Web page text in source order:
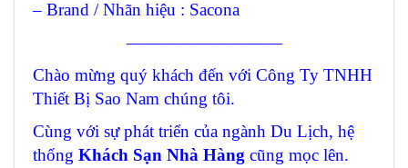
– Brand / Nhãn hiệu : Sacona
—————————
Chào mừng quý khách đến với Công Ty TNHH
Thiết Bị Sao Nam chúng tôi.
Cùng với sự phát triển của ngành Du Lịch, hệ
thống Khách Sạn Nhà Hàng cũng mọc lên.